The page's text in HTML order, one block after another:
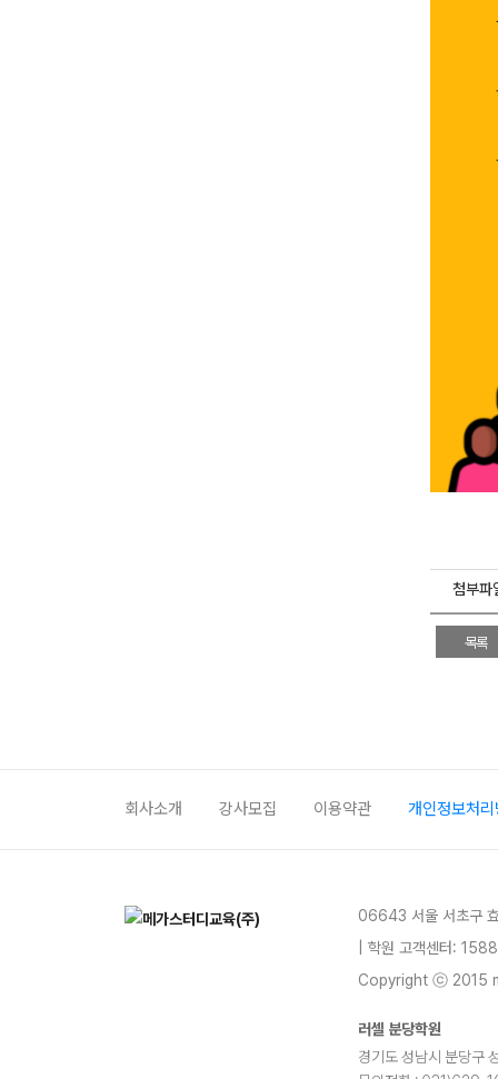
첨부파
목록
회사소개 강사모집 이용약관 개인정보처
06643 서울 서초구
| 학원 고객센터:
Copyright ⓒ 2015
러셀 분당학원
경기도 성남시 분당